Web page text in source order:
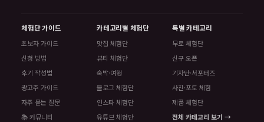
체험단 가이드
초보자 가이드
신청 방법
후기 작성법
광고주 가이드
자주 묻는 질문
📚 커뮤니티
카테고리별 체험단
맛집 체험단
뷰티 체험단
숙박·여행
블로그 체험단
인스타 체험단
유튜브 체험단
특별 카테고리
무료 체험단
신규 오픈
기자단·서포터즈
사진·포토 체험
제품 체험단
전체 카테고리 보기 →